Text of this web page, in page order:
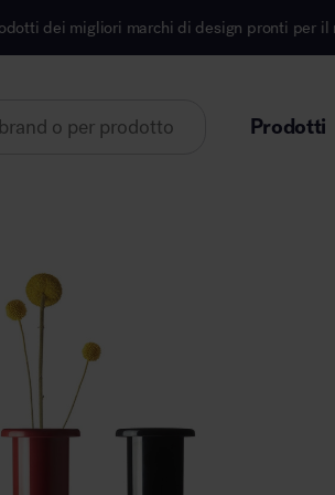
di design pronti per il ritiro o la spedizione
Prodotti
Area direzionale